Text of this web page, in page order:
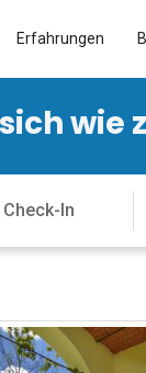
Erfahrungen
wie